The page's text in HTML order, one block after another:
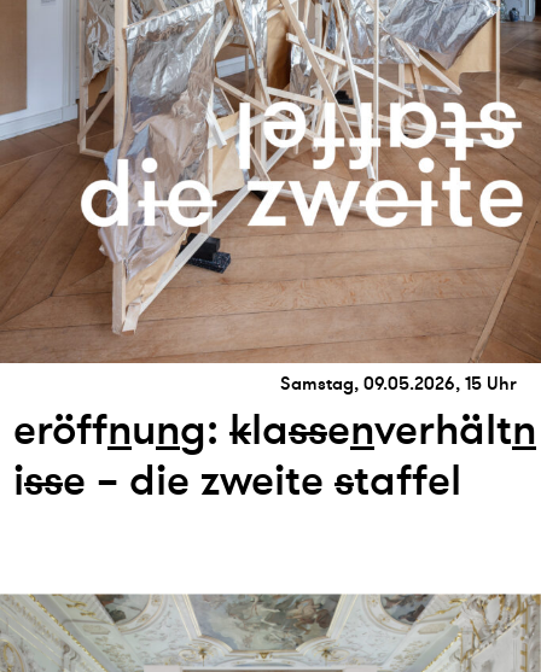
Samstag, 09.05.2026, 15 Uhr
eröffnung: klassenverhältn
isse – die zweite staffel